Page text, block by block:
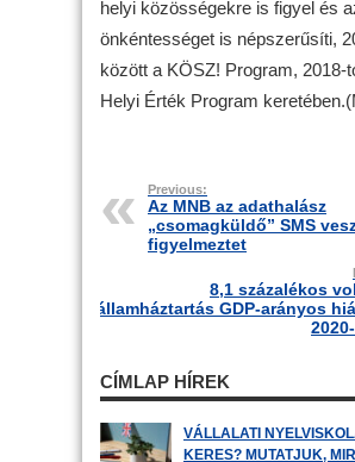
helyi közösségekre is figyel és
önkéntességet is népszerűsíti,
között a KÖSZ! Program, 2018-
Helyi Érték Program
Previous:
Az MNB az adathalász
„csomagküldő” SMS
figyelmeztet
8,1 százalékos
államháztartás GDP-arányos
CÍMLAP HÍREK
VÁLLALATI
KERES? MUTATJUK,